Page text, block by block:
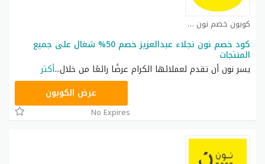
كوبون خصم نون كوبون
كود خصم نون نجلاء عبدالعزيز خصم 50% شغال على جميع
المنتجات
يسر نون أن تقدم لعملائها الكرام عرضًا رائعًا من خلال...أكثر
RRF24عرض الكوبون
No Expires